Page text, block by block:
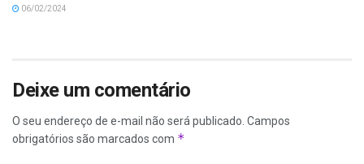
06/02/2024
Deixe um comentário
O seu endereço de e-mail não será publicado. Campos
obrigatórios são marcados com *